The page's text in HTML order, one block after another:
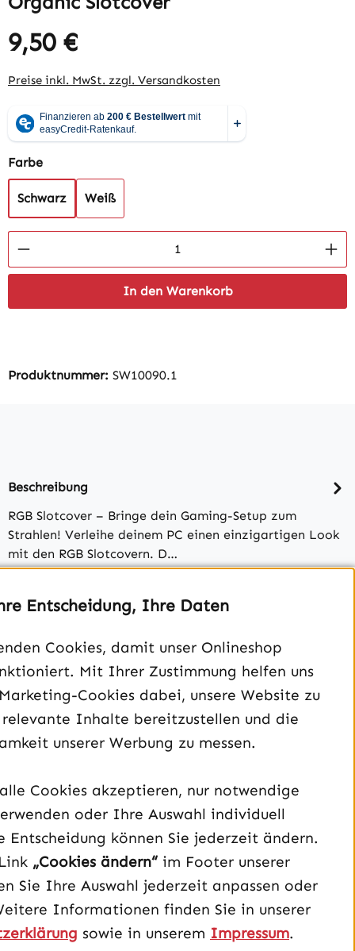
Regulärer Preis:
9,50 €
Preise inkl. MwSt. zzgl. Versandkosten
Farbeauswählen
Schwarz Weiß
Produkt Anzahl: Gib den gewünschten
In den Warenkorb
Produktnummer: SW10090.1
Beschreibung
RGB Slotcover – Bringe dein Gaming-Setup zum
Strahlen! Verleihe deinem PC einen einzigartigen Look
mit den RGB Slotcovern. D…
Unterstützung und Beratung unter:
040 – 182 295 901
Mo-Fr, 08:00 - 16:00 Uhr
Kontaktformular
Vertrag widerrufen
Entscheidung, Ihre Daten
Cookies, damit unser Onlineshop
Mit Ihrer Zustimmung helfen uns
Cookies dabei, unsere Website zu
relevante Inhalte bereitzustellen und die
unserer Werbung zu messen.
Cookies akzeptieren, nur notwendige
oder Ihre Auswahl individuell
Entscheidung können Sie jederzeit ändern.
„Cookies ändern“im Footer unserer
Sie Ihre Auswahl jederzeit anpassen oder
Informationen finden Sie in unserer
sowie in unserem Impressum.